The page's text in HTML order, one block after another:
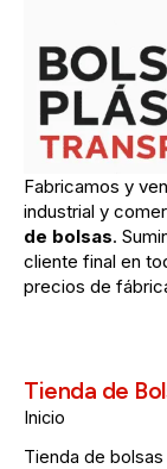
Fabricamos y
industrial y
de bolsas.
cliente final en
precios de
Tienda de
Inicio
Tienda de